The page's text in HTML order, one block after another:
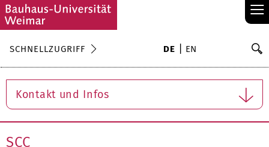
≡
SCHNELLZUGRIFF DE EN
Kontakt und Infos
SCC